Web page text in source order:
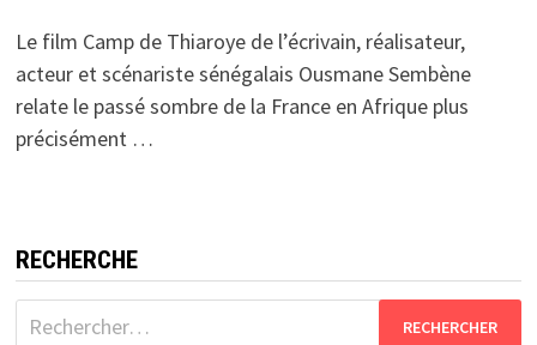
Le film Camp de Thiaroye de l’écrivain, réalisateur,
acteur et scénariste sénégalais Ousmane Sembène
relate le passé sombre de la France en Afrique plus
précisément …
RECHERCHE
Rechercher :